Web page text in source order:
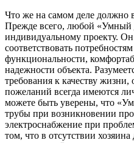
Что же на самом деле должно
Прежде всего, любой «Умный
индивидуальному проекту.
соответствовать
функциональности,
надежности объекта.
требования к качеству
пожеланий всегда имеются
можете быть уверены, что
трубы при возникновении
электроснабжение при
том, что в отсутствии